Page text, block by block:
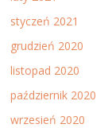
styczeń 2021
grudzień 2020
listopad 2020
październik 2020
wrzesień 2020